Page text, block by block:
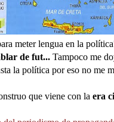
meter lengua en la
de fut... Tampoco me
la política por eso no me
que viene con la era